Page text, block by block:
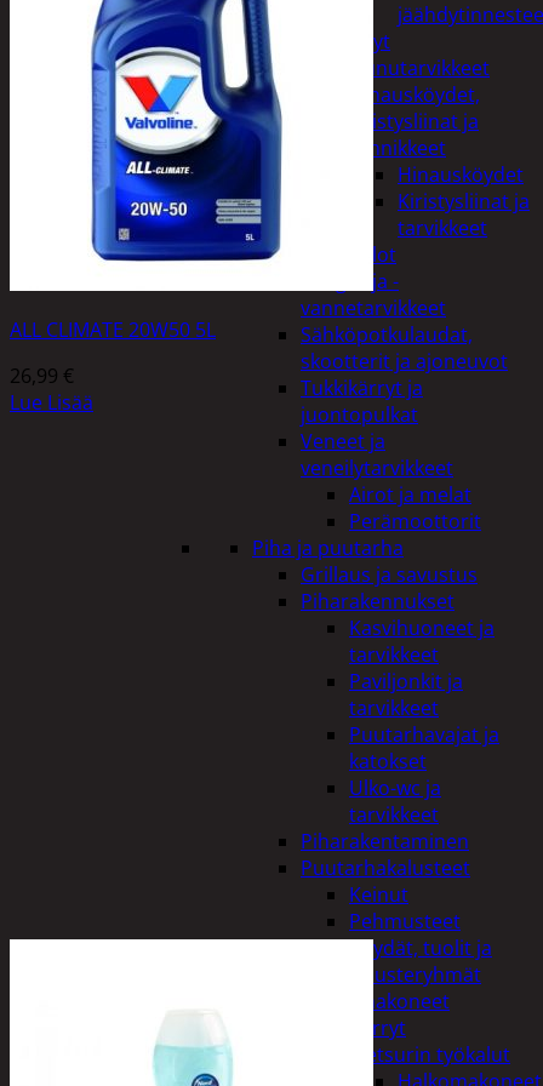
Öljyt
Perävaunutarvikkeet
Hinausköydet,
kiristysliinat ja
kiinnikkeet
Hinausköydet
Kiristysliinat ja
tarvikkeet
Valot
Rengas ja -
vannetarvikkeet
Sähköpotkulaudat,
skootterit ja ajoneuvot
Tukkikärryt ja
juontopulkat
Veneet ja
veneilytarvikkeet
Airot ja melat
Perämoottorit
Piha ja puutarha
Grillaus ja savustus
Piharakennukset
Kasvihuoneet ja
tarvikkeet
Paviljonkit ja
tarvikkeet
Puutarhavajat ja
katokset
Ulko-wc ja
tarvikkeet
Piharakentaminen
Puutarhakalusteet
Keinut
Pehmusteet
Pöydät, tuolit ja
kalusteryhmät
Puutarhakoneet
Kärryt
Metsurin työkalut
ALL CLIMATE 20W50 5L
26,99 €
Lue Lisää